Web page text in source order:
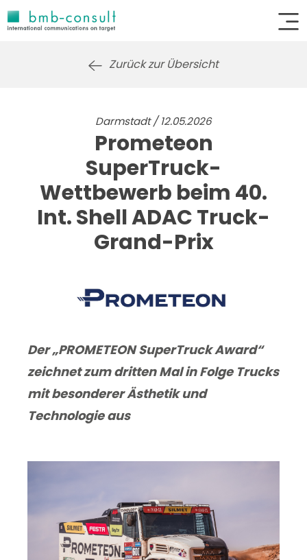
Zurück zur Übersicht
Darmstadt / 12.05.2026
Prometeon
SuperTruck-
Wettbewerb beim 40.
Int. Shell ADAC Truck-
Grand-Prix
Der „PROMETEON SuperTruck Award“
zeichnet zum dritten Mal in Folge Trucks
mit besonderer Ästhetik und
Technologie aus